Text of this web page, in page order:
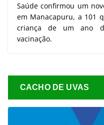
Saúde confirmou um
em Manacapuru, a 101
criança de um ano
vacinação.
CACHO DE UVAS